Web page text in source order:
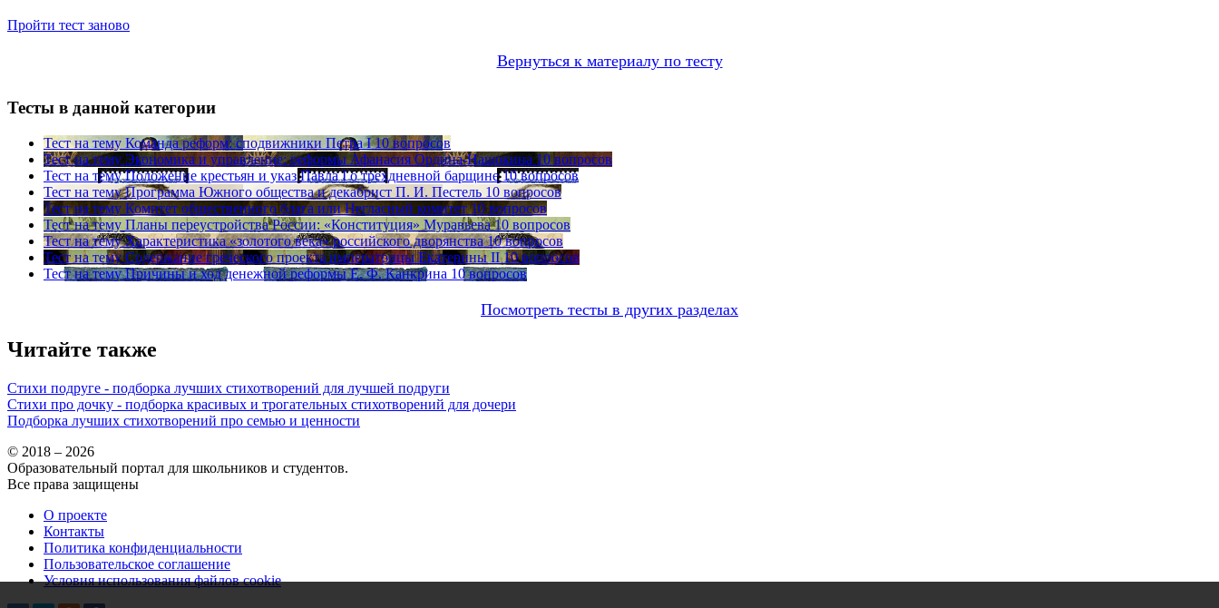
Пройти тест заново
Вернуться к материалу по тесту
Тесты в данной категории
Тест на тему Команда реформ: сподвижники Петра I 10 вопросов
Тест на тему Экономика и управление: реформы Афанасия Ордина-Нащокина 10 вопросов
Тест на тему Положение крестьян и указ Павла I о трехдневной барщине 10 вопросов
Тест на тему Программа Южного общества и декабрист П. И. Пестель 10 вопросов
Тест на тему Комитет общественного блага или Негласный комитет 10 вопросов
Тест на тему Планы переустройства России: «Конституция» Муравьева 10 вопросов
Тест на тему Характеристика «золотого века» российского дворянства 10 вопросов
Тест на тему Содержание греческого проекта императрицы Екатерины II 10 вопросов
Тест на тему Причины и ход денежной реформы Е. Ф. Канкрина 10 вопросов
Посмотреть тесты в других разделах
Читайте также
Стихи подруге - подборка лучших стихотворений для лучшей подруги
Стихи про дочку - подборка красивых и трогательных стихотворений для дочери
Подборка лучших стихотворений про семью и ценности
© 2018 – 2026
Образовательный портал для школьников и студентов.
Все права защищены
О проекте
Контакты
Политика конфиденциальности
Пользовательское соглашение
Условия использования файлов cookie